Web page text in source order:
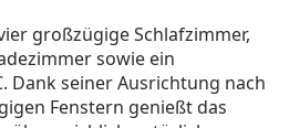
großzügige Schlafzimmer,
sowie ein
Dank seiner Ausrichtung nach
Fenstern genießt das